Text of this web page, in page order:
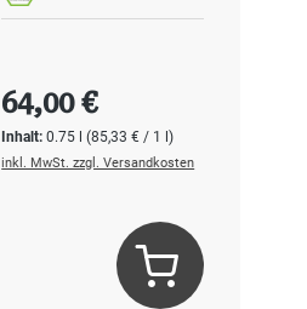
Inhalt:0.75 l(85,33 € / 1 l)
Regulärer Preis:
64,00 €
inkl. MwSt. zzgl. Versandkosten